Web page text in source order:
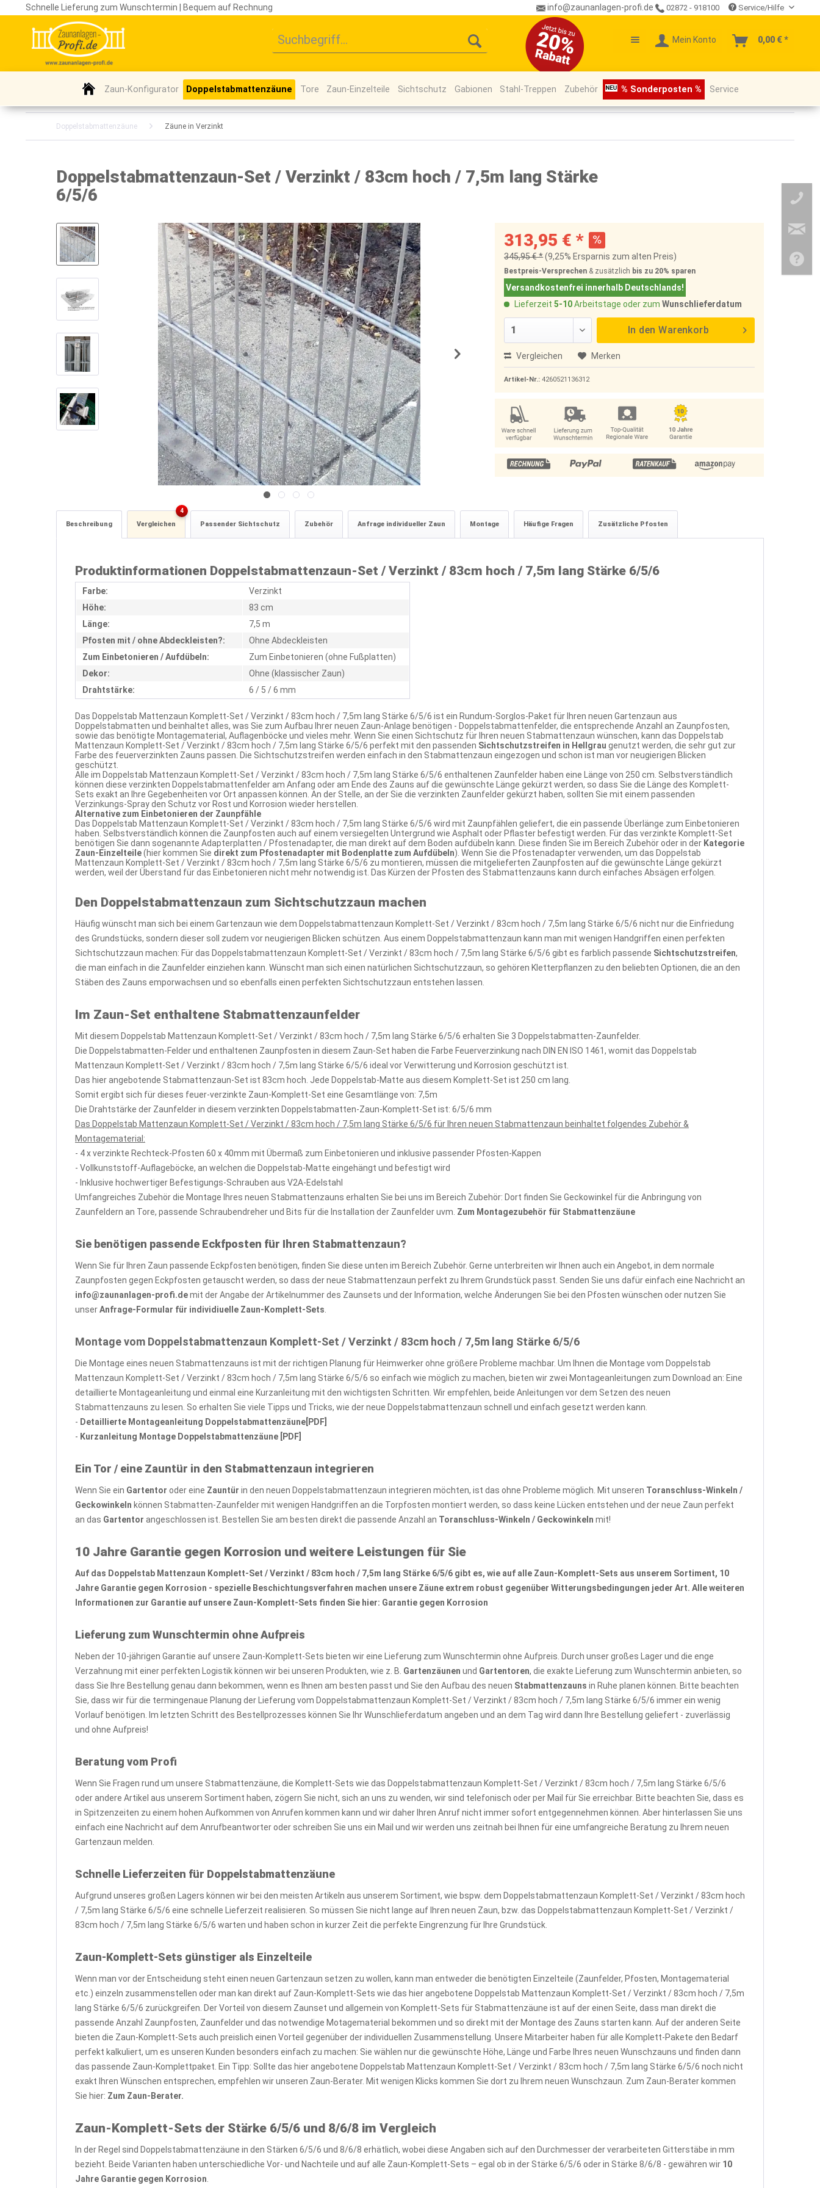
Schnelle Lieferung zum Wunschtermin | Bequem auf Rechnung info@zaunanlagen-profi.de 02872 - 918100 Service/Hilfe
Mein Konto 0,00 € *
Zaun-Konfigurator Doppelstabmattenzäune Tore Zaun-Einzelteile Sichtschutz Gabionen Stahl-Treppen Zubehör % Sonderposten % Service
Doppelstabmattenzäune Zäune in Verzinkt
Doppelstabmattenzaun-Set / Verzinkt / 83cm hoch / 7,5m lang Stärke
6/5/6
313,95 € *
345,95 € *(9,25% Ersparnis zum alten Preis)
Bestpreis-Versprechen & zusätzlich bis zu 20% sparen
Versandkostenfrei innerhalb Deutschlands!
Lieferzeit5-10Arbeitstage oder zumWunschlieferdatum
In den Warenkorb
Vergleichen Merken
Artikel-Nr.:4260521136312
Beschreibung Vergleichen
4
Passender Sichtschutz Zubehör Anfrage individueller Zaun Montage Häufige Fragen Zusätzliche Pfosten
Produktinformationen Doppelstabmattenzaun-Set / Verzinkt / 83cm hoch / 7,5m lang Stärke 6/5/6
Farbe:
Verzinkt
Höhe:
83 cm
Länge:
7,5 m
Pfosten mit / ohne Abdeckleisten?:
Ohne Abdeckleisten
Zum Einbetonieren / Aufdübeln:
Zum Einbetonieren (ohne Fußplatten)
Dekor:
Ohne (klassischer Zaun)
Drahtstärke:
6 / 5 / 6 mm
Das Doppelstab Mattenzaun Komplett-Set / Verzinkt / 83cm hoch / 7,5m lang Stärke 6/5/6 ist ein Rundum-Sorglos-Paket für Ihren neuen Gartenzaun aus
Doppelstabmatten und beinhaltet alles, was Sie zum Aufbau Ihrer neuen Zaun-Anlage benötigen - Doppelstabmattenfelder, die entsprechende Anzahl an Zaunpfosten,
sowie das benötigte Montagematerial, Auflagenböcke und vieles mehr. Wenn Sie einen Sichtschutz für Ihren neuen Stabmattenzaun wünschen, kann das Doppelstab
Mattenzaun Komplett-Set / Verzinkt / 83cm hoch / 7,5m lang Stärke 6/5/6 perfekt mit den passenden Sichtschutzstreifen in Hellgrau genutzt werden, die sehr gut zur
Farbe des feuerverzinkten Zauns passen. Die Sichtschutzstreifen werden einfach in den Stabmattenzaun eingezogen und schon ist man vor neugierigen Blicken
geschützt.
Alle im Doppelstab Mattenzaun Komplett-Set / Verzinkt / 83cm hoch / 7,5m lang Stärke 6/5/6 enthaltenen Zaunfelder haben eine Länge von 250 cm. Selbstverständlich
können diese verzinkten Doppelstabmattenfelder am Anfang oder am Ende des Zauns auf die gewünschte Länge gekürzt werden, so dass Sie die Länge des Komplett-
Sets exakt an Ihre Gegebenheiten vor Ort anpassen können. An der Stelle, an der Sie die verzinkten Zaunfelder gekürzt haben, sollten Sie mit einem passenden
Verzinkungs-Spray den Schutz vor Rost und Korrosion wieder herstellen.
Alternative zum Einbetonieren der Zaunpfähle
Das Doppelstab Mattenzaun Komplett-Set / Verzinkt / 83cm hoch / 7,5m lang Stärke 6/5/6 wird mit Zaunpfählen geliefert, die ein passende Überlänge zum Einbetonieren
haben. Selbstverständlich können die Zaunpfosten auch auf einem versiegelten Untergrund wie Asphalt oder Pflaster befestigt werden. Für das verzinkte Komplett-Set
benötigen Sie dann sogenannte Adapterplatten / Pfostenadapter, die man direkt auf dem Boden aufdübeln kann. Diese finden Sie im Bereich Zubehör oder in der Kategorie
Zaun-Einzelteile(hier kommen Sie direkt zum Pfostenadapter mit Bodenplatte zum Aufdübeln). Wenn Sie die Pfostenadapter verwenden, um das Doppelstab
Mattenzaun Komplett-Set / Verzinkt / 83cm hoch / 7,5m lang Stärke 6/5/6 zu montieren, müssen die mitgelieferten Zaunpfosten auf die gewünschte Länge gekürzt
werden, weil der Überstand für das Einbetonieren nicht mehr notwendig ist. Das Kürzen der Pfosten des Stabmattenzauns kann durch einfaches Absägen erfolgen.
Den Doppelstabmattenzaun zum Sichtschutzzaun machen
Häufig wünscht man sich bei einem Gartenzaun wie dem Doppelstabmattenzaun Komplett-Set / Verzinkt / 83cm hoch / 7,5m lang Stärke 6/5/6 nicht nur die Einfriedung
des Grundstücks, sondern dieser soll zudem vor neugierigen Blicken schützen. Aus einem Doppelstabmattenzaun kann man mit wenigen Handgriffen einen perfekten
Sichtschutzzaun machen: Für das Doppelstabmattenzaun Komplett-Set / Verzinkt / 83cm hoch / 7,5m lang Stärke 6/5/6 gibt es farblich passende Sichtschutzstreifen,
die man einfach in die Zaunfelder einziehen kann. Wünscht man sich einen natürlichen Sichtschutzzaun, so gehören Kletterpflanzen zu den beliebten Optionen, die an den
Stäben des Zauns emporwachsen und so ebenfalls einen perfekten Sichtschutzzaun entstehen lassen.
Im Zaun-Set enthaltene Stabmattenzaunfelder
Mit diesem Doppelstab Mattenzaun Komplett-Set / Verzinkt / 83cm hoch / 7,5m lang Stärke 6/5/6 erhalten Sie 3 Doppelstabmatten-Zaunfelder.
Die Doppelstabmatten-Felder und enthaltenen Zaunpfosten in diesem Zaun-Set haben die Farbe Feuerverzinkung nach DIN EN ISO 1461, womit das Doppelstab
Mattenzaun Komplett-Set / Verzinkt / 83cm hoch / 7,5m lang Stärke 6/5/6 ideal vor Verwitterung und Korrosion geschützt ist.
Das hier angebotende Stabmattenzaun-Set ist 83cm hoch. Jede Doppelstab-Matte aus diesem Komplett-Set ist 250 cm lang.
Somit ergibt sich für dieses feuer-verzinkte Zaun-Komplett-Set eine Gesamtlänge von: 7,5m
Die Drahtstärke der Zaunfelder in diesem verzinkten Doppelstabmatten-Zaun-Komplett-Set ist: 6/5/6 mm
Das Doppelstab Mattenzaun Komplett-Set / Verzinkt / 83cm hoch / 7,5m lang Stärke 6/5/6 für Ihren neuen Stabmattenzaun beinhaltet folgendes Zubehör &
Montagematerial:
- 4 x verzinkte Rechteck-Pfosten 60 x 40mm mit Übermaß zum Einbetonieren und inklusive passender Pfosten-Kappen
- Vollkunststoff-Auflageböcke, an welchen die Doppelstab-Matte eingehängt und befestigt wird
- Inklusive hochwertiger Befestigungs-Schrauben aus V2A-Edelstahl
Umfangreiches Zubehör die Montage Ihres neuen Stabmattenzauns erhalten Sie bei uns im Bereich Zubehör: Dort finden Sie Geckowinkel für die Anbringung von
Zaunfeldern an Tore, passende Schraubendreher und Bits für die Installation der Zaunfelder uvm. Zum Montagezubehör für Stabmattenzäune
Sie benötigen passende Eckfposten für Ihren Stabmattenzaun?
Wenn Sie für Ihren Zaun passende Eckpfosten benötigen, finden Sie diese unten im Bereich Zubehör. Gerne unterbreiten wir Ihnen auch ein Angebot, in dem normale
Zaunpfosten gegen Eckpfosten getauscht werden, so dass der neue Stabmattenzaun perfekt zu Ihrem Grundstück passt. Senden Sie uns dafür einfach eine Nachricht an
info@zaunanlagen-profi.demit der Angabe der Artikelnummer des Zaunsets und der Information, welche Änderungen Sie bei den Pfosten wünschen oder nutzen Sie
unserAnfrage-Formular für individiuelle Zaun-Komplett-Sets
Montage vom Doppelstabmattenzaun Komplett-Set / Verzinkt / 83cm hoch / 7,5m lang Stärke 6/5/6
Die Montage eines neuen Stabmattenzauns ist mit der richtigen Planung für Heimwerker ohne größere Probleme machbar. Um Ihnen die Montage vom Doppelstab
Mattenzaun Komplett-Set / Verzinkt / 83cm hoch / 7,5m lang Stärke 6/5/6 so einfach wie möglich zu machen, bieten wir zwei Montageanleitungen zum Download an: Eine
detaillierte Montageanleitung und einmal eine Kurzanleitung mit den wichtigsten Schritten. Wir empfehlen, beide Anleitungen vor dem Setzen des neuen
Stabmattenzauns zu lesen. So erhalten Sie viele Tipps und Tricks, wie der neue Doppelstabmattenzaun schnell und einfach gesetzt werden kann.
- Detaillierte Montageanleitung Doppelstabmattenzäune[PDF]
- Kurzanleitung Montage Doppelstabmattenzäune [PDF]
Ein Tor / eine Zauntür in den Stabmattenzaun integrieren
Wenn Sie ein Gartentor oder eine Zauntür in den neuen Doppelstabmattenzaun integrieren möchten, ist das ohne Probleme möglich. Mit unseren Toranschluss-Winkeln /
Geckowinkeln können Stabmatten-Zaunfelder mit wenigen Handgriffen an die Torpfosten montiert werden, so dass keine Lücken entstehen und der neue Zaun perfekt
an das Gartentor angeschlossen ist. Bestellen Sie am besten direkt die passende Anzahl an Toranschluss-Winkeln / Geckowinkeln mit!
10 Jahre Garantie gegen Korrosion und weitere Leistungen für Sie
Auf das Doppelstab Mattenzaun Komplett-Set / Verzinkt / 83cm hoch / 7,5m lang Stärke 6/5/6 gibt es, wie auf alle Zaun-Komplett-Sets aus unserem Sortiment, 10
Jahre Garantie gegen Korrosion - spezielle Beschichtungsverfahren machen unsere Zäune extrem robust gegenüber Witterungsbedingungen jeder Art. Alle weiteren
Informationen zur Garantie auf unsere Zaun-Komplett-Sets finden Sie hier: Garantie gegen Korrosion
Lieferung zum Wunschtermin ohne Aufpreis
Neben der 10-jährigen Garantie auf unsere Zaun-Komplett-Sets bieten wir eine Lieferung zum Wunschtermin ohne Aufpreis. Durch unser großes Lager und die enge
Verzahnung mit einer perfekten Logistik können wir bei unseren Produkten, wie z. B. Gartenzäunen und Gartentoren, die exakte Lieferung zum Wunschtermin anbieten, so
dass Sie Ihre Bestellung genau dann bekommen, wenn es Ihnen am besten passt und Sie den Aufbau des neuen Stabmattenzauns in Ruhe planen können. Bitte beachten
Sie, dass wir für die termingenaue Planung der Lieferung vom Doppelstabmattenzaun Komplett-Set / Verzinkt / 83cm hoch / 7,5m lang Stärke 6/5/6 immer ein wenig
Vorlauf benötigen. Im letzten Schritt des Bestellprozesses können Sie Ihr Wunschlieferdatum angeben und an dem Tag wird dann Ihre Bestellung geliefert - zuverlässig
und ohne Aufpreis!
Beratung vom Profi
Wenn Sie Fragen rund um unsere Stabmattenzäune, die Komplett-Sets wie das Doppelstabmattenzaun Komplett-Set / Verzinkt / 83cm hoch / 7,5m lang Stärke 6/5/6
oder andere Artikel aus unserem Sortiment haben, zögern Sie nicht, sich an uns zu wenden, wir sind telefonisch oder per Mail für Sie erreichbar. Bitte beachten Sie, dass es
in Spitzenzeiten zu einem hohen Aufkommen von Anrufen kommen kann und wir daher Ihren Anruf nicht immer sofort entgegennehmen können. Aber hinterlassen Sie uns
einfach eine Nachricht auf dem Anrufbeantworter oder schreiben Sie uns ein Mail und wir werden uns zeitnah bei Ihnen für eine umfangreiche Beratung zu Ihrem neuen
Gartenzaun melden.
Schnelle Lieferzeiten für Doppelstabmattenzäune
Aufgrund unseres großen Lagers können wir bei den meisten Artikeln aus unserem Sortiment, wie bspw. dem Doppelstabmattenzaun Komplett-Set / Verzinkt / 83cm hoch
/ 7,5m lang Stärke 6/5/6 eine schnelle Lieferzeit realisieren. So müssen Sie nicht lange auf Ihren neuen Zaun, bzw. das Doppelstabmattenzaun Komplett-Set / Verzinkt /
83cm hoch / 7,5m lang Stärke 6/5/6 warten und haben schon in kurzer Zeit die perfekte Eingrenzung für Ihre Grundstück.
Zaun-Komplett-Sets günstiger als Einzelteile
Wenn man vor der Entscheidung steht einen neuen Gartenzaun setzen zu wollen, kann man entweder die benötigten Einzelteile (Zaunfelder, Pfosten, Montagematerial
etc.) einzeln zusammenstellen oder man kan direkt auf Zaun-Komplett-Sets wie das hier angebotene Doppelstab Mattenzaun Komplett-Set / Verzinkt / 83cm hoch / 7,5m
lang Stärke 6/5/6 zurückgreifen. Der Vorteil von diesem Zaunset und allgemein von Komplett-Sets für Stabmattenzäune ist auf der einen Seite, dass man direkt die
passende Anzahl Zaunpfosten, Zaunfelder und das notwendige Motagematerial bekommen und so direkt mit der Montage des Zauns starten kann. Auf der anderen Seite
bieten die Zaun-Komplett-Sets auch preislich einen Vorteil gegenüber der individuellen Zusammenstellung. Unsere Mitarbeiter haben für alle Komplett-Pakete den Bedarf
perfekt kalkuliert, um es unseren Kunden besonders einfach zu machen: Sie wählen nur die gewünschte Höhe, Länge und Farbe Ihres neuen Wunschzauns und finden dann
das passende Zaun-Komplettpaket. Ein Tipp: Sollte das hier angebotene Doppelstab Mattenzaun Komplett-Set / Verzinkt / 83cm hoch / 7,5m lang Stärke 6/5/6 noch nicht
exakt Ihren Wünschen entsprechen, empfehlen wir unseren Zaun-Berater. Mit wenigen Klicks kommen Sie dort zu Ihrem neuen Wunschzaun. Zum Zaun-Berater kommen
Sie hier: Zum Zaun-Berater.
Zaun-Komplett-Sets der Stärke 6/5/6 und 8/6/8 im Vergleich
In der Regel sind Doppelstabmattenzäune in den Stärken 6/5/6 und 8/6/8 erhätlich, wobei diese Angaben sich auf den Durchmesser der verarbeiteten Gitterstäbe in mm
bezieht. Beide Varianten haben unterschiedliche Vor- und Nachteile und auf alle Zaun-Komplett-Sets – egal ob in der Stärke 6/5/6 oder in Stärke 8/6/8 - gewähren wir 10
Jahre Garantie gegen Korrosion